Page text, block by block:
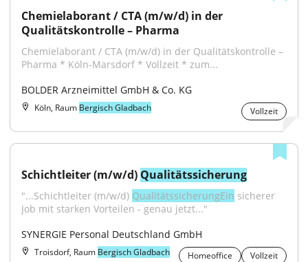
Chemielaborant / CTA (m/w/d) in der
Qualitätskontrolle – Pharma
Chemielaborant / CTA (m/w/d) in der Qualitätskontrolle –
Pharma * Köln-Marsdorf * Vollzeit * zum...
BOLDER Arzneimittel GmbH & Co. KG
Köln, Raum Bergisch Gladbach Vollzeit
Schichtleiter (m/w/d) Qualitätssicherung
"...Schichtleiter (m/w/d) QualitätssicherungEin sicherer
Job mit starken Vorteilen - genau jetzt..."
SYNERGIE Personal Deutschland GmbH
Troisdorf, Raum Bergisch Gladbach Homeoffice
Vollzeit